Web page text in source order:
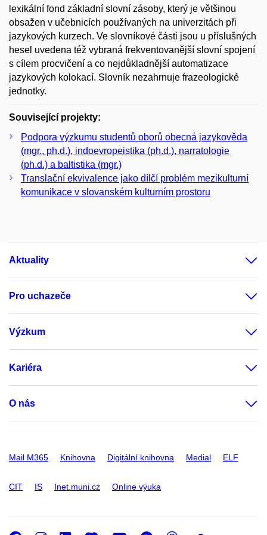
lexikální fond základní slovní zásoby, který je většinou
obsažen v učebnicích používaných na univerzitách při
jazykových kurzech. Ve slovníkové části jsou u příslušných
hesel uvedena též vybraná frekventovanější slovní spojení
s cílem procvičení a co nejdůkladnější automatizace
jazykových kolokací. Slovník nezahrnuje frazeologické
jednotky.
Související projekty:
Podpora výzkumu studentů oborů obecná jazykověda
(mgr., ph.d.), indoevropeistika (ph.d.), narratologie
(ph.d.) a baltistika (mgr.)
Translační ekvivalence jako dílčí problém mezikulturní
komunikace v slovanském kulturním prostoru
Aktuality
Pro uchazeče
Výzkum
Kariéra
O nás
Mail M365 Knihovna Digitální knihovna Medial ELF
CIT IS Inet.muni.cz Online výuka